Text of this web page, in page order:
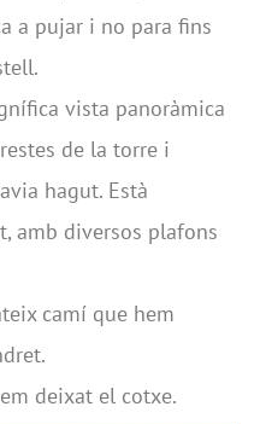
a pujar i no para fins
vista panoràmica
de la torre i
hagut. Està
amb diversos plafons
camí que hem
deixat el cotxe.